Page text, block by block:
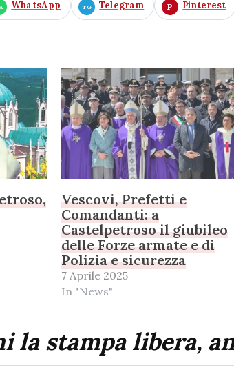
WhatsApp Telegram Pinterest
Vescovi, Prefetti e
Comandanti: a
Castelpetroso il giubileo
delle Forze armate e di
Polizia e sicurezza
7 Aprile 2025
In "News"
la stampa libera,